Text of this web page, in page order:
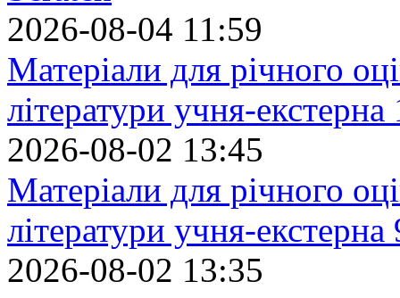
2026-08-04 11:59
Матеріали для річного
літератури учня-екстерна
2026-08-02 13:45
Матеріали для річного
літератури учня-екстерна
2026-08-02 13:35